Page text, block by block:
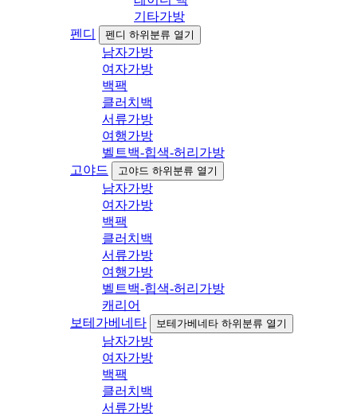
기타가방
펜디
펜디 하위분류 열기
남자가방
여자가방
백팩
클러치백
서류가방
여행가방
벨트백-힙색-허리가방
고야드
고야드 하위분류 열기
남자가방
여자가방
백팩
클러치백
서류가방
여행가방
벨트백-힙색-허리가방
캐리어
보테가베네타
보테가베네타 하위분류 열기
남자가방
여자가방
백팩
클러치백
서류가방